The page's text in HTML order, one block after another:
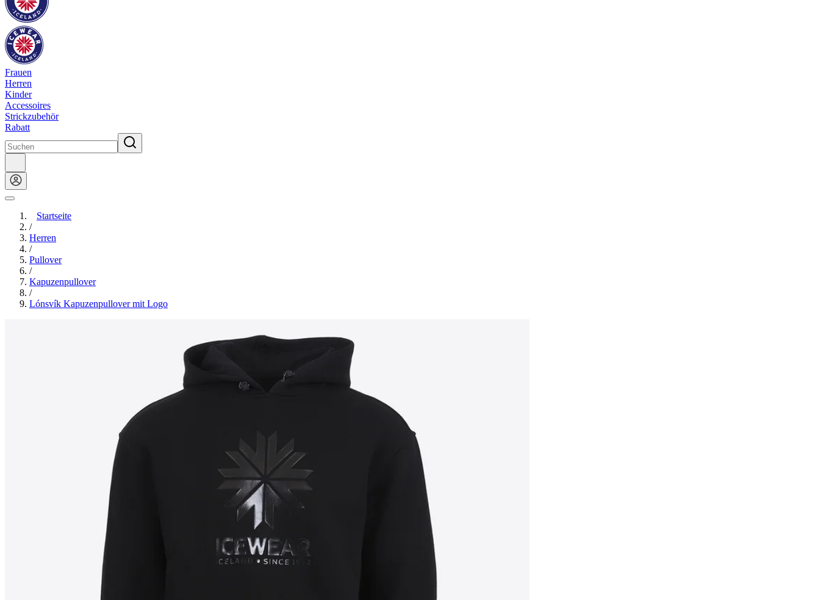
Frauen
Herren
Kinder
Accessoires
Strickzubehör
Rabatt
Startseite
/
Herren
/
Pullover
/
Kapuzenpullover
/
Lónsvík Kapuzenpullover mit Logo